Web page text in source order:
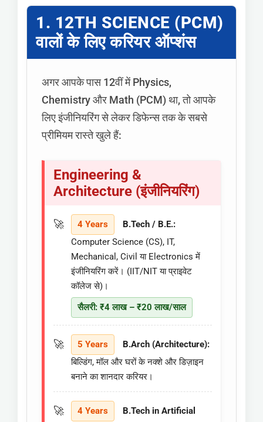
1. 12TH SCIENCE (PCM)
वालों के लिए करियर ऑप्शंस
अगर आपके पास 12वीं में Physics,
Chemistry और Math (PCM) था, तो आपके
लिए इंजीनियरिंग से लेकर डिफेन्स तक के सबसे
प्रीमियम रास्ते खुले हैं:
Engineering &
Architecture (इंजीनियरिंग)
4 Years
B.Tech / B.E.:
Computer Science (CS), IT,
Mechanical, Civil या Electronics में
इंजीनियरिंग करें। (IIT/NIT या प्राइवेट
कॉलेज से)।
सैलरी: ₹4 लाख – ₹20 लाख/साल
5 Years
B.Arch (Architecture):
बिल्डिंग, मॉल और घरों के नक्शे और डिज़ाइन
बनाने का शानदार करियर।
4 Years
B.Tech in Artificial